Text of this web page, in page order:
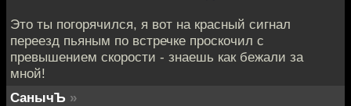
Это ты погорячился, я вот на красный сигнал
переезд пьяным по встречке проскочил с
превышением скорости - знаешь как бежали за
мной!
СанычЪ »